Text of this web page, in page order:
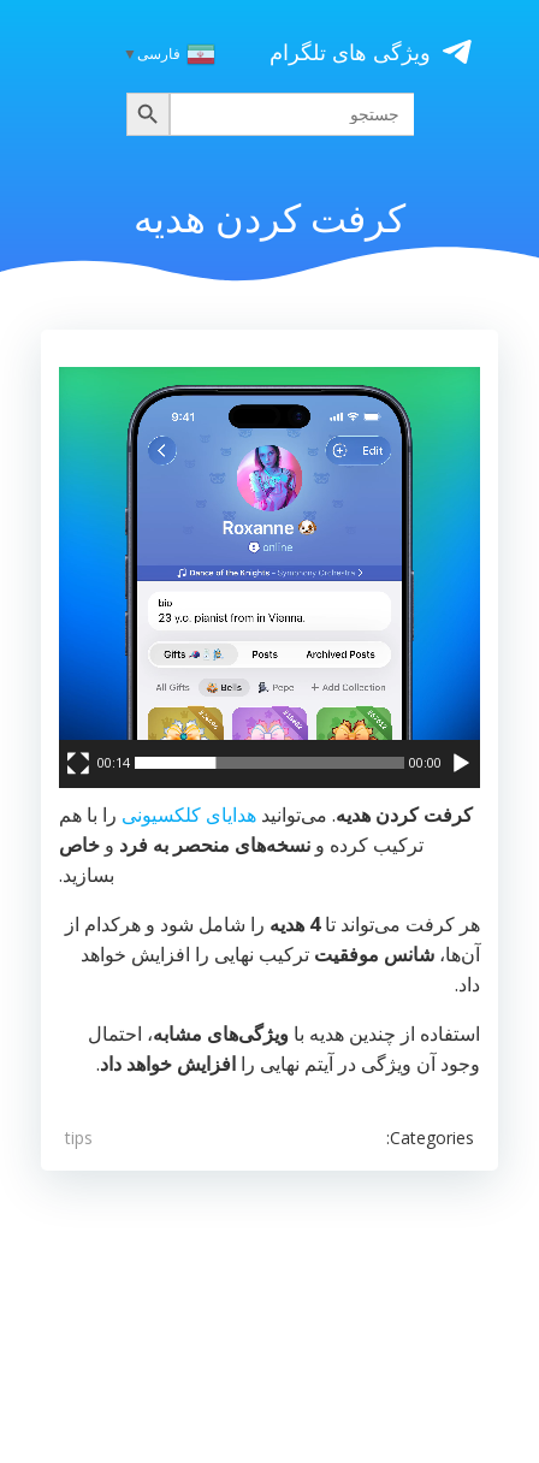
content
ویژگی های تلگرام فارسی▼
جستجو
برای:
جستجو
کرفت کردن هدیه
00:00
00:14
کرفت کردن هدیه. می‌توانید هدایای کلکسیونی را با هم
ترکیب کرده و نسخه‌های منحصر به فرد و خاص
بسازید.
هر کرفت می‌تواند تا4 هدیه
را شامل شود و هرکدام از
آن‌ها، شانس موفقیت ترکیب نهایی را افزایش خواهد
داد.
استفاده از چندین هدیه با ویژگی‌های مشابه، احتمال
وجود آن ویژگی در آیتم نهایی را افزایش خواهد داد.
Categories:
tips